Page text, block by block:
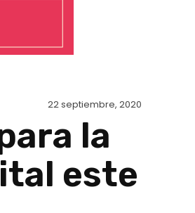
22 septiembre, 2020
la
este